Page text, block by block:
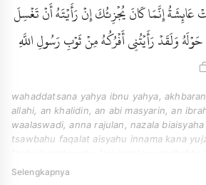
عَائِشَةُ إِنَّمَا كَانَ يُجْزِئُكَ إِنْ رَأَيْتَهُ أَنْ تَغْسِلَ
وَلَقَدْ رَأَيْتُنِي أَفْرُكُهُ مِنْ ثَوْبِ رَسُولِ اللَّهِ
wahaddatsana yahya ibnu yahya,
allahi, an khalidin, an abi masyarin, an
waalaswadi, anna rajulan, nazala
tsawbahu faqalat aisyahu innama kana
raaytuni afrukuhu min tsawbi rasuli allahi
Selengkapnya